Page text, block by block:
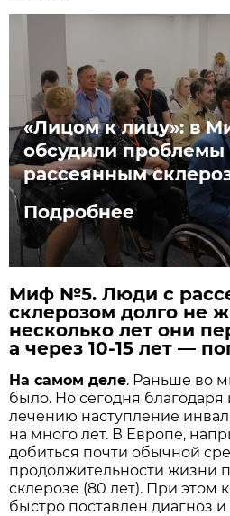
«Лицом к лицу»: в
обсудили проблемы
рассеянным
Подробнее
Миф №5. Люди с
склерозом долго не
несколько лет они
а через 10-15 лет —
На самом деле. Раньше во
было. Но сегодня
лечению наступление
на много лет. В Европе,
добиться почти обычной
продолжительности жизни
склерозе (80 лет). При этом
быстро поставлен диагноз